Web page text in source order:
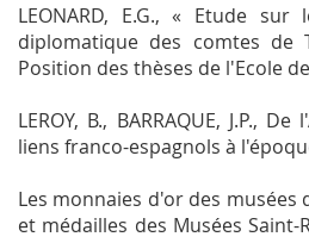
LEONARD, E.G., « Etude
diplomatique des comtes de
Position des thèses de l'Ecole
LEROY, B., BARRAQUE, J.P., De
liens franco-espagnols à
Les monnaies d'or des musées
et médailles des Musées